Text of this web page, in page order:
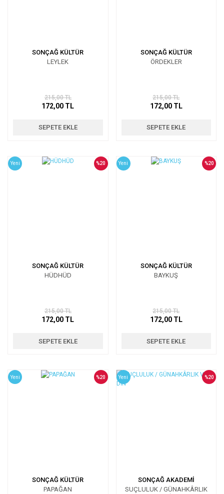
SONÇAĞ KÜLTÜR
LEYLEK
215,00 TL
172,00 TL
SEPETE EKLE
SONÇAĞ KÜLTÜR
ÖRDEKLER
215,00 TL
172,00 TL
SEPETE EKLE
Yeni
SONÇAĞ KÜLTÜR
HÜDHÜD
%20
215,00 TL
172,00 TL
SEPETE EKLE
Yeni
SONÇAĞ KÜLTÜR
BAYKUŞ
%20
215,00 TL
172,00 TL
SEPETE EKLE
Yeni
SONÇAĞ KÜLTÜR
PAPAĞAN
%20 Yeni
SONÇAĞ AKADEMİ
SUÇLULUK / GÜNAHKÂRLIK
%20